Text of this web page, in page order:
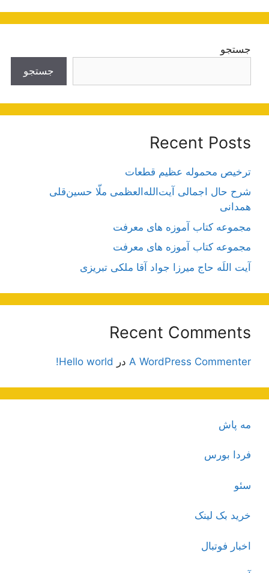
جستجو
جستجو
Recent Posts
ترخیص محموله عظیم قطعات
شرح حال اجمالی آیت‌الله‌العظمی ملّا حسین‌قلی
همدانی
مجموعه کتاب آموزه های معرفت
مجموعه کتاب آموزه های معرفت
آیت اللَه حاج میرزا جواد آقا ملکی تبریزی
Recent Comments
A WordPress Commenter در Hello world!
مه پاش
فردا بورس
سئو
خرید بک لینک
اخبار فوتبال